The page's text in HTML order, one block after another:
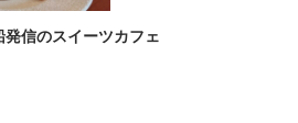
発信のスイーツカフェ